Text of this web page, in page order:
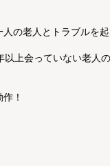
の老人とトラブルを
上会っていない老人
！